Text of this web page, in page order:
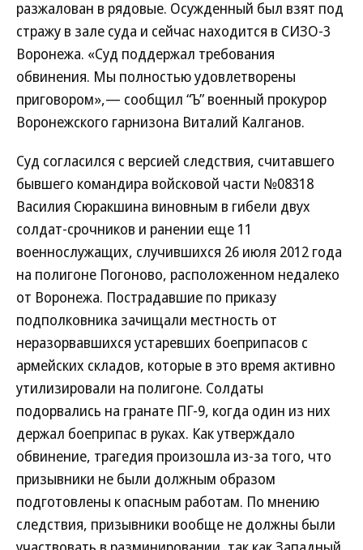
разжалован в рядовые. Осужденный был взят под
стражу в зале суда и сейчас находится в СИЗО-3
Воронежа. «Суд поддержал требования
обвинения. Мы полностью удовлетворены
приговором»,— сообщил “Ъ” военный прокурор
Воронежского гарнизона Виталий Калганов.
Суд согласился с версией следствия, считавшего
бывшего командира войсковой части №08318
Василия Сюракшина виновным в гибели двух
солдат-срочников и ранении еще 11
военнослужащих, случившихся 26 июля 2012 года
на полигоне Погоново, расположенном недалеко
от Воронежа. Пострадавшие по приказу
подполковника зачищали местность от
неразорвавшихся устаревших боеприпасов с
армейских складов, которые в это время активно
утилизировали на полигоне. Солдаты
подорвались на гранате ПГ-9, когда один из них
держал боеприпас в руках. Как утверждало
обвинение, трагедия произошла из-за того, что
призывники не были должным образом
подготовлены к опасным работам. По мнению
следствия, призывники вообще не должны были